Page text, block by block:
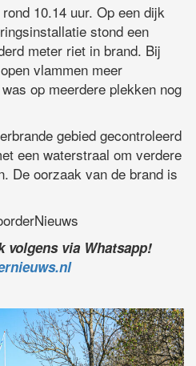
10.14 uur. Op een dijk
stond een
meter riet in brand. Bij
vlammen meer
op meerdere plekken nog
gebied gecontroleerd
een waterstraal om verdere
De oorzaak van de brand is
volgens via Whatsapp!